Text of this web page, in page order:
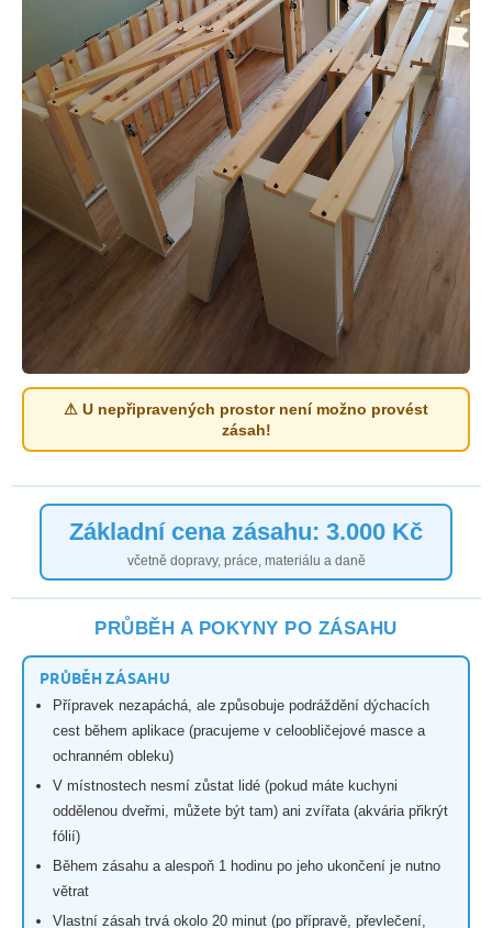
⚠ U nepřipravených prostor není možno provést
zásah!
Základní cena zásahu: 3.000 Kč
včetně dopravy, práce, materiálu a daně
PRŮBĚH A POKYNY PO ZÁSAHU
PRŮBĚH ZÁSAHU
Přípravek nezapáchá, ale způsobuje podráždění dýchacích
cest během aplikace (pracujeme v celoobličejové masce a
ochranném obleku)
V místnostech nesmí zůstat lidé (pokud máte kuchyni
oddělenou dveřmi, můžete být tam) ani zvířata (akvária přikrýt
fólií)
Během zásahu a alespoň 1 hodinu po jeho ukončení je nutno
větrat
Vlastní zásah trvá okolo 20 minut (po přípravě, převlečení,